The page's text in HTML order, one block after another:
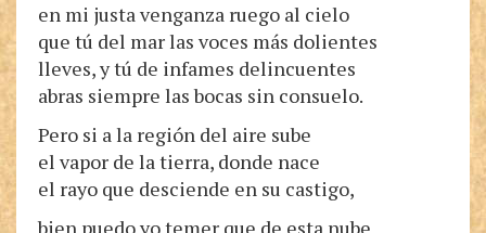
en mi justa venganza ruego al cielo
que tú del mar las voces más dolientes
lleves, y tú de infames delincuentes
abras siempre las bocas sin consuelo.
Pero si a la región del aire sube
el vapor de la tierra, donde nace
el rayo que desciende en su castigo,
bien puedo yo temer que de esta nube